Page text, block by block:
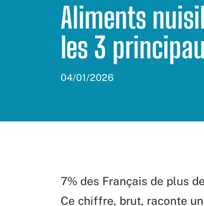
Aliments
les 3
04/01/2026
7% des Français de plus
Ce chiffre, brut, raconte